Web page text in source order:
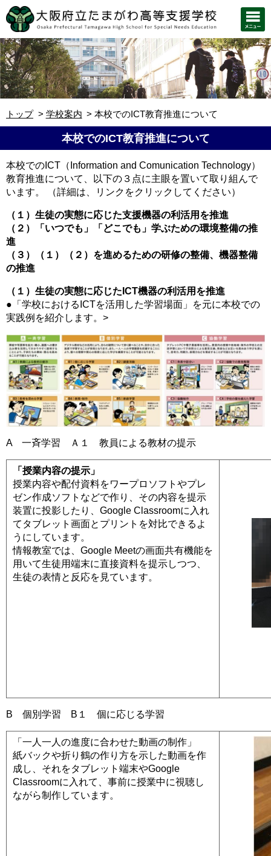
トップ 学校案内 本校でのICT教育推進について
本校でのICT教育推進について
本校でのICT（Information and Comunication Technology）
教育推進について、以下の３点に主眼を置いて取り組んで
います。 （詳細は、リンクをクリックしてください）
（１）生徒の実態に応じた支援機器の利活用を推進
（２）「いつでも」「どこでも」学ぶための環境整備の推
進
（３）（１）（２）を進めるための研修の整備、機器整備
の推進
（１）生徒の実態に応じたICT機器の利活用を推進
●「学校におけるICTを活用した学習場面」を元に本校での
実践例を紹介します。>
A 一斉学習 Ａ１ 教員による教材の提示
「授業内容の提示」
授業内容や配付資料をワープロソフトやプレ
ゼン作成ソフトなどで作り、その内容を提示
装置に投影したり、Google Classroomに入れ
てタブレット画面とプリントを対比できるよ
うにしています。
情報教室では、Google Meetの画面共有機能を
用いて生徒用端末に直接資料を提示しつつ、
生徒の表情と反応を見ています。
B 個別学習 B１ 個に応じる学習
「一人一人の進度に合わせた動画の制作」
紙バックや折り鶴の作り方を示した動画を作
成し、それをタブレット端末やGoogle
Classroomに入れて、事前に授業中に視聴し
ながら制作しています。